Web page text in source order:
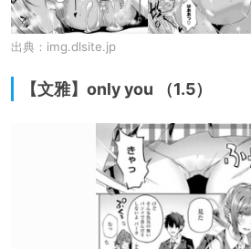
出典： img.dlsite.jp
【文雅】only you （1.5）